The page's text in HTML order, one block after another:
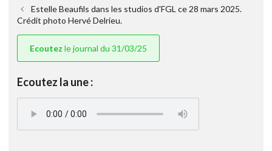
Estelle Beaufils dans les studios d'FGL ce 28 mars 2025.
Crédit photo Hervé Delrieu.
Ecoutez le journal du 31/03/25
Ecoutez la une :